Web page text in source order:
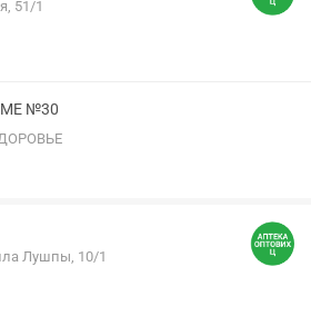
51/1
№30
Лушпы, 10/1